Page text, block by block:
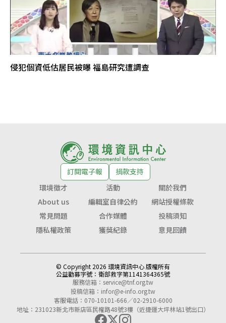
侵犯個資低估居民被曝 福島研究遭調查
訂閱電子報
捐款支持
環境徵才
活動
關於我們
About us
編輯室自律公約
網站授權條款
常見問題
合作媒體
投稿須知
隱私權政策
獲獎紀錄 意見回饋
© Copyright 2026 環境資訊中心 版權所有
公益勸募字號： 衛部救字第1141364365號
服務信箱： service@tnf.org.tw
投稿信箱： infor@e-info.org.tw
客服電話：070-10101-666／02-2910-6000
地址：231023新北市新店區民權路48號3樓（近捷運大坪林站1號出口）